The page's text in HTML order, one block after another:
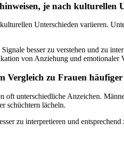
je nach kulturellen
Unterschieden variieren.
besser zu verstehen und zu
von Anziehung und emotionaler
zu Frauen
oft unterschiedliche Anzeichen.
schüchtern lächeln.
zu interpretieren und